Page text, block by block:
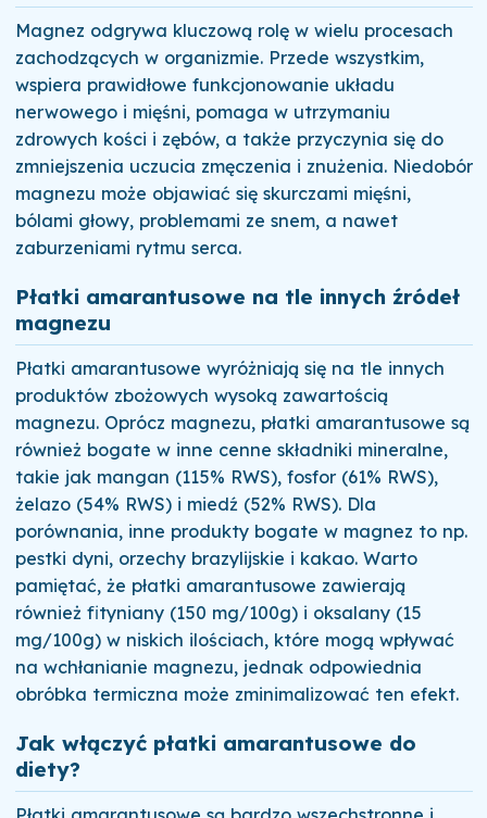
Magnez odgrywa kluczową rolę w wielu procesach
zachodzących w organizmie. Przede wszystkim,
wspiera prawidłowe funkcjonowanie układu
nerwowego i mięśni, pomaga w utrzymaniu
zdrowych kości i zębów, a także przyczynia się do
zmniejszenia uczucia zmęczenia i znużenia. Niedobór
magnezu może objawiać się skurczami mięśni,
bólami głowy, problemami ze snem, a nawet
zaburzeniami rytmu serca.
Płatki amarantusowe na tle innych źródeł
magnezu
Płatki amarantusowe wyróżniają się na tle innych
produktów zbożowych wysoką zawartością
magnezu. Oprócz magnezu, płatki amarantusowe są
również bogate w inne cenne składniki mineralne,
takie jak mangan (115% RWS), fosfor (61% RWS),
żelazo (54% RWS) i miedź (52% RWS). Dla
porównania, inne produkty bogate w magnez to np.
pestki dyni, orzechy brazylijskie i kakao. Warto
pamiętać, że płatki amarantusowe zawierają
również fityniany (150 mg/100g) i oksalany (15
mg/100g) w niskich ilościach, które mogą wpływać
na wchłanianie magnezu, jednak odpowiednia
obróbka termiczna może zminimalizować ten efekt.
Jak włączyć płatki amarantusowe do
diety?